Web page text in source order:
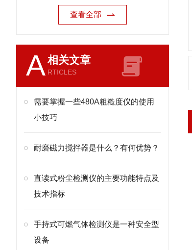
查看全部
A相关文章
RTICLES
需要掌握一些480A粗糙度仪的使用
小技巧
耐磨磁力搅拌器是什么？有何优势？
直读式粉尘检测仪的主要功能特点及
技术指标
手持式可燃气体检测仪是一种安全型
设备